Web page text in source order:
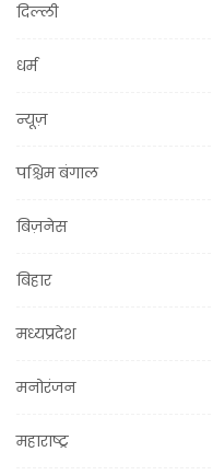
दिल्ली
धर्म
न्यूज़
पश्चिम बंगाल
बिज़नेस
बिहार
मध्यप्रदेश
मनोरंजन
महाराष्ट्र